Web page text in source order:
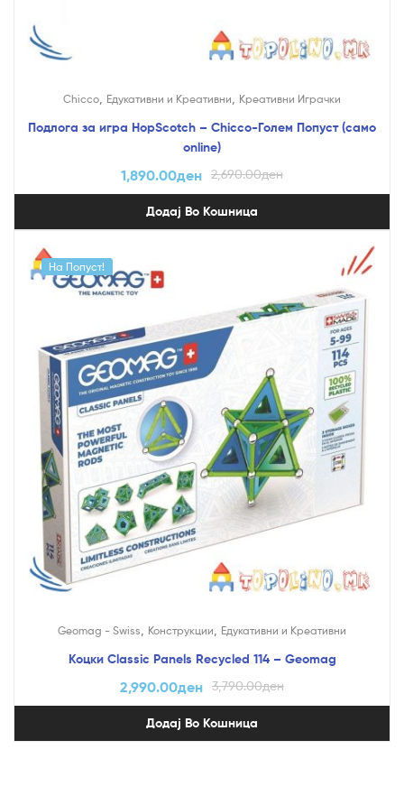
Chicco Едукативни и Креативни Креативни Играчки
Подлога за игра HopScotch – Chicco-Голем Попуст (само
online)
2,690.00ден
1,890.00ден
Додај Во Кошница
На Попуст!
Geomag - Swiss Конструкции Едукативни и Креативни
Коцки Classic Panels Recycled 114 – Geomag
3,790.00ден
2,990.00ден
Додај Во Кошница